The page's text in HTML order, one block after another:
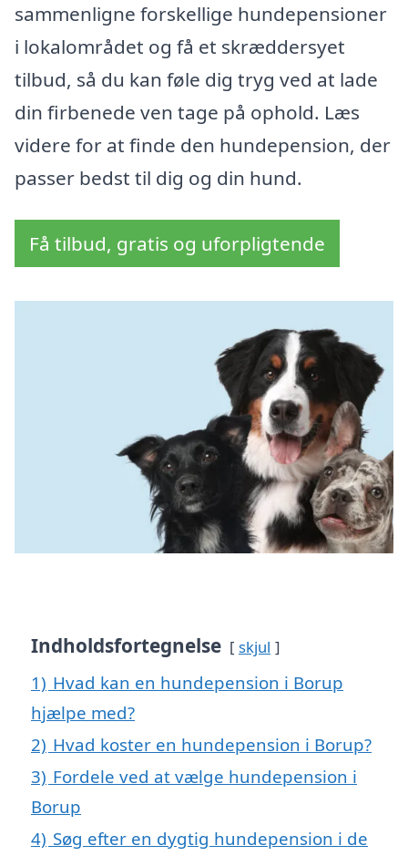
sammenligne forskellige hundepensioner
i lokalområdet og få et skræddersyet
tilbud, så du kan føle dig tryg ved at lade
din firbenede ven tage på ophold. Læs
videre for at finde den hundepension, der
passer bedst til dig og din hund.
Få tilbud, gratis og uforpligtende
Indholdsfortegnelse skjul
1) Hvad kan en hundepension i Borup
hjælpe med?
2) Hvad koster en hundepension i Borup?
3) Fordele ved at vælge hundepension i
Borup
4) Søg efter en dygtig hundepension i de